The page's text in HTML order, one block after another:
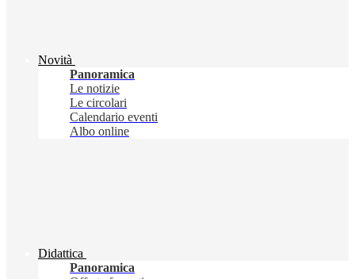
Novità
Panoramica
Le notizie
Le circolari
Calendario eventi
Albo online
Didattica
Panoramica